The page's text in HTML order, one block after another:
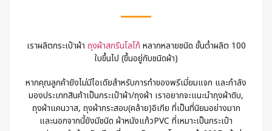
เราผลิตกระเป๋าผ้า ถุงผ้าสกรีนโลโก้ หลากหลายชนิด ขั้นต่ำผลิต 100
ใบขึ้นไป (ขึ้นอยู่กับชนิดผ้า)
หากคุณลูกค้ายังไม่มีไอเดียสำหรับการทำของพรีเมี่ยมแจก และกำลัง
มองประเภทสินค้าเป็นกระเป๋าผ้า/ถุงผ้า เราอยากจะแนะนำถุงผ้าดิบ,
ถุงผ้าแคนวาส, ถุงผ้ากระสอบ(คล้าย)อิเกีย ที่เป็นที่นิยมอย่างมาก
และนอกจากนี้ยังมีชนิด ผ้าหนังแก้วPVC ที่เหมาะเป็นกระเป๋า